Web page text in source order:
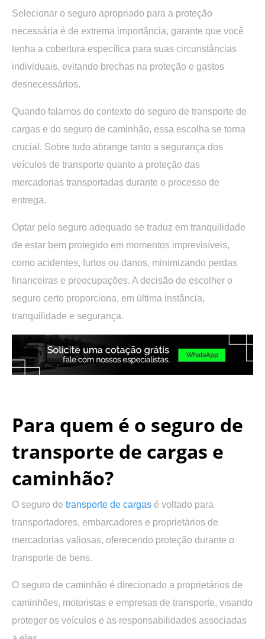
Selecionar o seguro apropriado para a proteção
necessária é de extrema importância, garante que você
tenha a cobertura específica para suas circunstâncias
individuais, evitando brechas na proteção e gastos
desnecessários.
Quando falamos do contexto do seguro de transporte de
cargas e do seguro de caminhão, essa escolha se torna
crucial. Sobre tudo abrange tanto a segurança dos
veículos de transporte quanto a proteção das
mercadorias transportadas durante o processo de
entrega.
Optar pelo seguro adequado se traduz em tranquilidade
de estar bem protegido em momentos imprevisíveis,
como acidentes, furtos ou danos, minimizando perdas
financeiras e preocupações. A decisão de escolher o
seguro certo proporciona, em última instância,
tranquilidade e segurança.
Para quem é o seguro de
transporte de cargas e
caminhão?
O seguro de transporte de cargas é voltado para
transportadores, embarcadores e proprietários de
mercadorias valiosas, oferecendo proteção durante o
transporte de bens.
O seguro de caminhão é direcionado a proprietários de
caminhões, motoristas e empresas de transporte, visando
proteger os veículos e as responsabilidades associadas